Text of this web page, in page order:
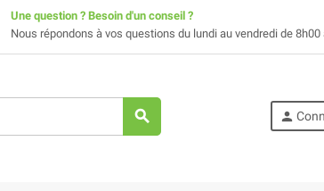
Une question ? Besoin d'un conseil ?
Nous répondons à vos questions du lundi au vendredi de
search person